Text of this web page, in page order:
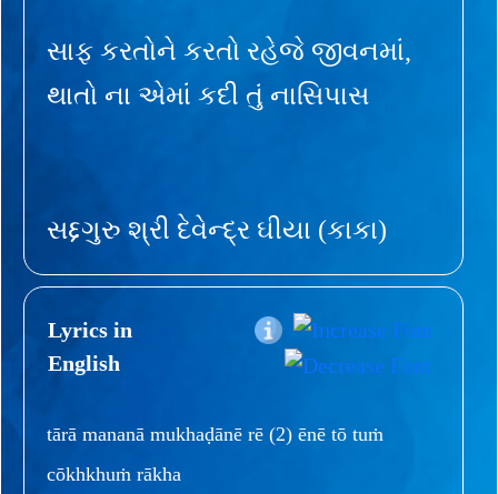
સાફ કરતોને કરતો રહેજે જીવનમાં,
થાતો ના એમાં કદી તું નાસિપાસ
સદ્દગુરુ શ્રી દેવેન્દ્ર ઘીયા (કાકા)
Lyrics in
English
tārā mananā mukhaḍānē rē (2) ēnē tō tuṁ
cōkhkhuṁ rākha